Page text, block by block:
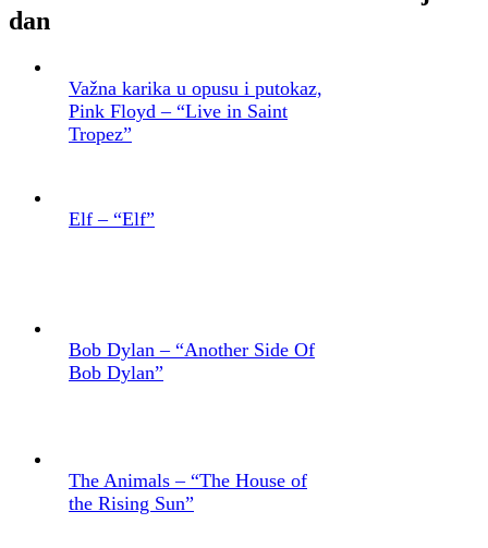
dan
Važna karika u opusu i putokaz,
Pink Floyd – “Live in Saint
Tropez”
Elf – “Elf”
Bob Dylan – “Another Side Of
Bob Dylan”
The Animals – “The House of
the Rising Sun”